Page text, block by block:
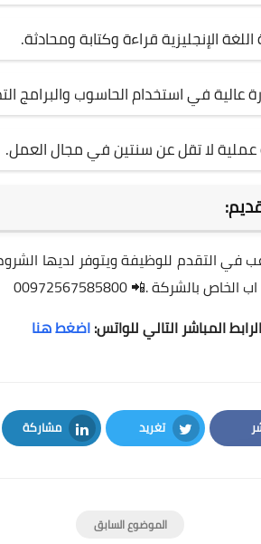
اللغة الإنجليزية قراءة وكتابة ومحادثة.
عالية في استخدام الحاسوب والبرامج
عملية لا تقل عن سنتين في مجال العمل.
بالشركة .📲 00972567585800‪
المباشر التالي للواتس:اضغط هنا
تغريد
Twitter
مشاركة
LinkedIn
الموضوع السابق